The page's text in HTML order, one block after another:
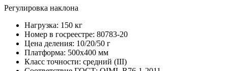
Регулировка наклона
Нагрузка: 150 кг
Номер в госреестре: 80783-20
Цена деления: 10/20/50 г
Платформа: 500х400 мм
Класс точности: средний (III)